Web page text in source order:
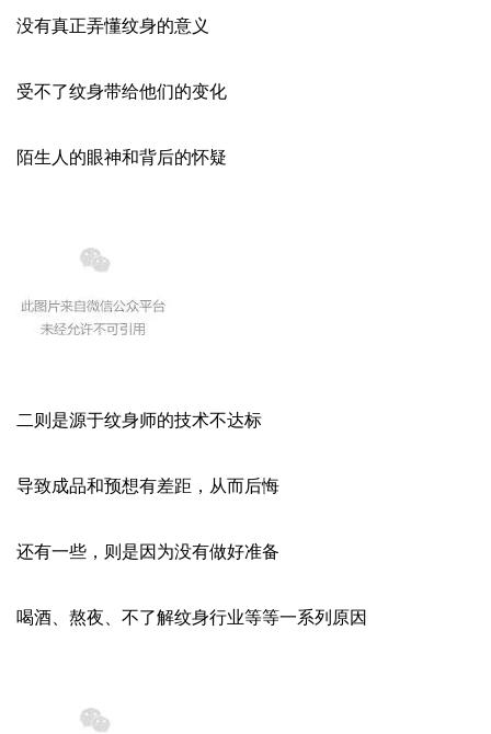
没有真正弄懂纹身的意义
受不了纹身带给他们的变化
陌生人的眼神和背后的怀疑
二则是源于纹身师的技术不达标
导致成品和预想有差距，从而后悔
还有一些，则是因为没有做好准备
喝酒、熬夜、不了解纹身行业等等一系列原因